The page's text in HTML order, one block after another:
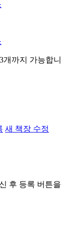
까지 가능합니
새 책장 수정
후 등록 버튼을